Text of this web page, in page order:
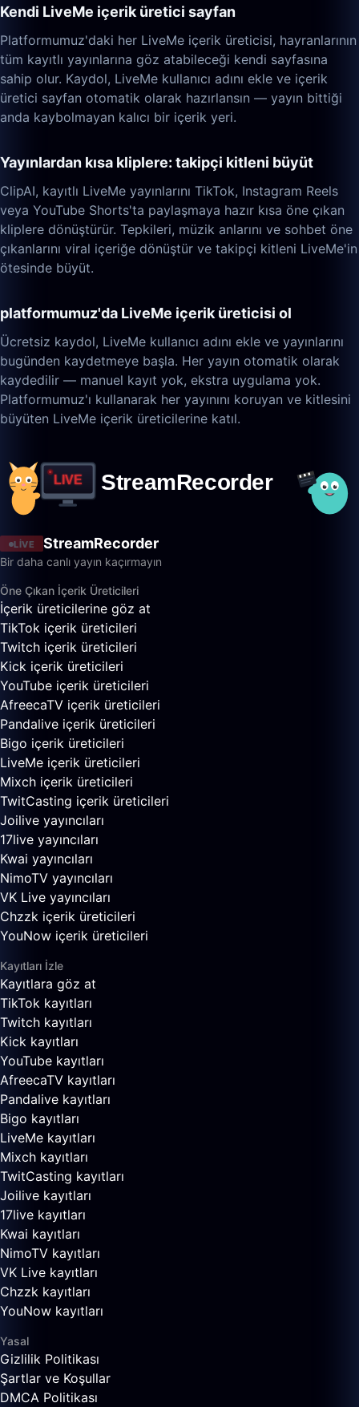
Kendi LiveMe içerik üretici sayfan
Platformumuz'daki her LiveMe içerik üreticisi, hayranlarının
tüm kayıtlı yayınlarına göz atabileceği kendi sayfasına
sahip olur. Kaydol, LiveMe kullanıcı adını ekle ve içerik
üretici sayfan otomatik olarak hazırlansın — yayın bittiği
anda kaybolmayan kalıcı bir içerik yeri.
Yayınlardan kısa kliplere: takipçi kitleni büyüt
ClipAI, kayıtlı LiveMe yayınlarını TikTok, Instagram Reels
veya YouTube Shorts'ta paylaşmaya hazır kısa öne çıkan
kliplere dönüştürür. Tepkileri, müzik anlarını ve sohbet öne
çıkanlarını viral içeriğe dönüştür ve takipçi kitleni LiveMe'in
ötesinde büyüt.
platformumuz'da LiveMe içerik üreticisi ol
Ücretsiz kaydol, LiveMe kullanıcı adını ekle ve yayınlarını
bugünden kaydetmeye başla. Her yayın otomatik olarak
kaydedilir — manuel kayıt yok, ekstra uygulama yok.
Platformumuz'ı kullanarak her yayınını koruyan ve kitlesini
büyüten LiveMe içerik üreticilerine katıl.
LIVE StreamRecorder
Bir daha canlı yayın kaçırmayın
Öne Çıkan İçerik Üreticileri
İçerik üreticilerine göz at
TikTok içerik üreticileri
Twitch içerik üreticileri
Kick içerik üreticileri
YouTube içerik üreticileri
AfreecaTV içerik üreticileri
Pandalive içerik üreticileri
Bigo içerik üreticileri
LiveMe içerik üreticileri
Mixch içerik üreticileri
TwitCasting içerik üreticileri
Joilive yayıncıları
17live yayıncıları
Kwai yayıncıları
NimoTV yayıncıları
VK Live yayıncıları
Chzzk içerik üreticileri
YouNow içerik üreticileri
Kayıtları İzle
Kayıtlara göz at
TikTok kayıtları
Twitch kayıtları
Kick kayıtları
YouTube kayıtları
AfreecaTV kayıtları
Pandalive kayıtları
Bigo kayıtları
LiveMe kayıtları
Mixch kayıtları
TwitCasting kayıtları
Joilive kayıtları
17live kayıtları
Kwai kayıtları
NimoTV kayıtları
VK Live kayıtları
Chzzk kayıtları
YouNow kayıtları
Yasal
Gizlilik Politikası
Şartlar ve Koşullar
DMCA Politikası